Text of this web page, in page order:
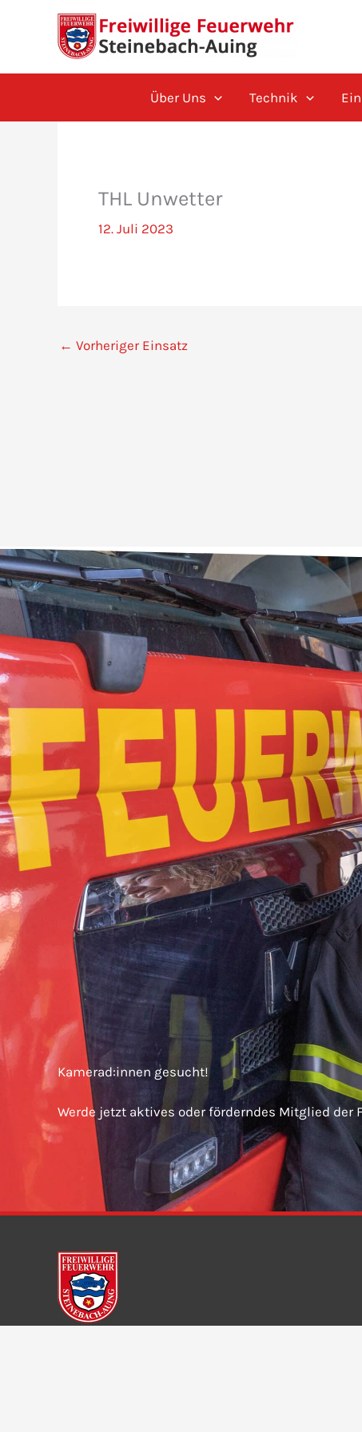
Über Uns Technik
THL Unwetter
12. Juli 2023
← Vorheriger Einsatz
Kamerad:innen gesucht!
Werde jetzt aktives oder förderndes Mitglied der